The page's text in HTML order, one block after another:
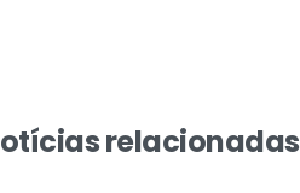
relacionadas